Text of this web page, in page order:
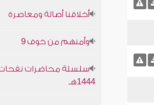
أخلاقنا أصالة ومعاصرة
وأمنهم من خوف 9
سلسلة محاضرات نفحات
1444هـ